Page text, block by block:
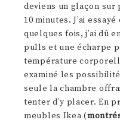
deviens un glaçon
10 minutes. J’ai
quelques fois, j’ai dû
pulls et une écharpe
température
examiné les
seule la chambre
tenter d’y placer. En
meubles Ikea (